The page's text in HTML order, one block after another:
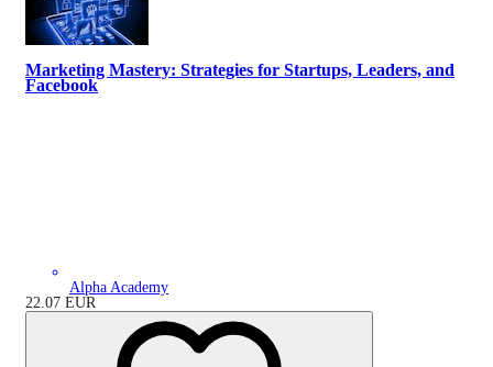
Marketing Mastery: Strategies for Startups, Leaders, and
Facebook
Alpha Academy
22.07 EUR